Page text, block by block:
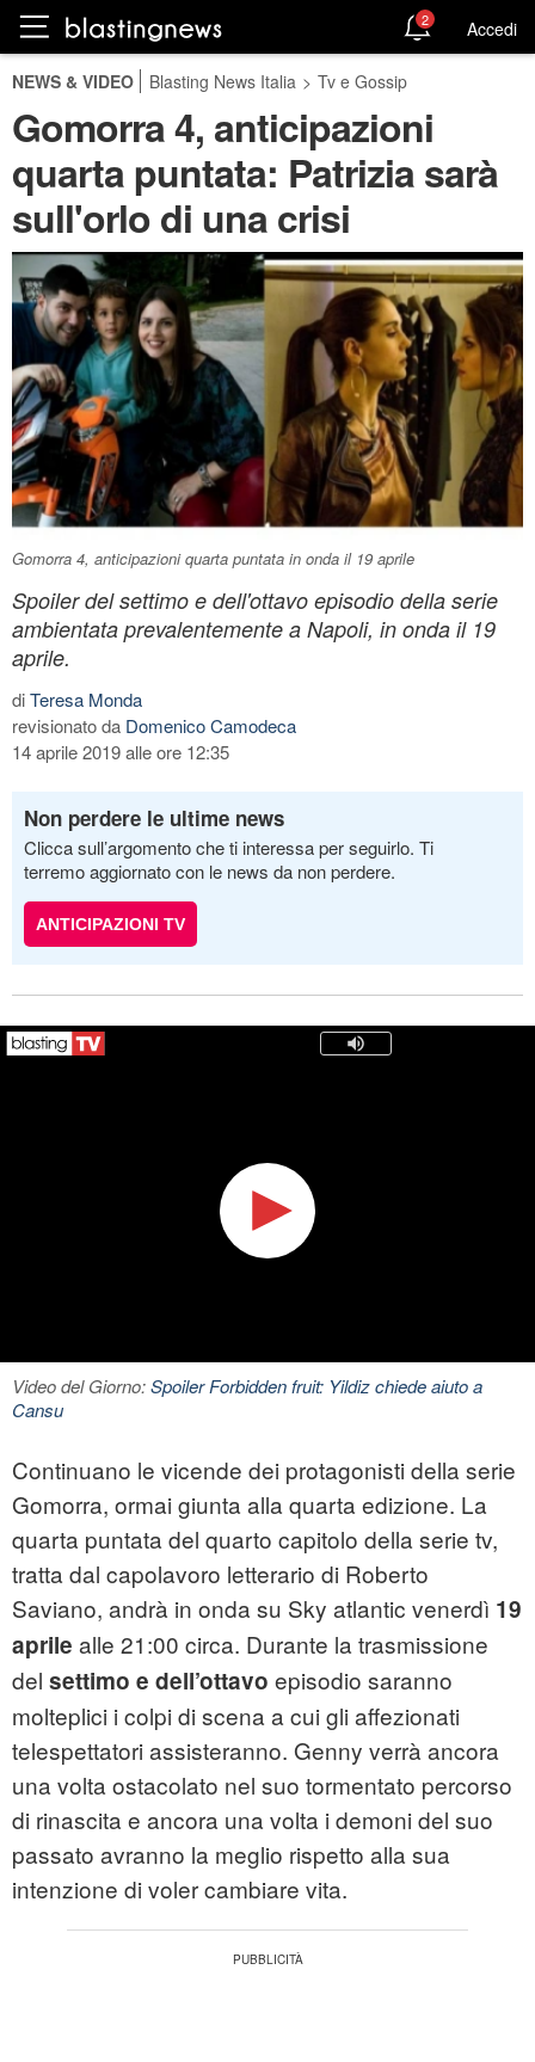
2 Accedi
NEWS & VIDEO Blasting News Italia > Tv e Gossip
Gomorra 4, anticipazioni
quarta puntata: Patrizia sarà
sull'orlo di una crisi
Gomorra 4, anticipazioni quarta puntata in onda il 19 aprile
Spoiler del settimo e dell'ottavo episodio della serie
ambientata prevalentemente a Napoli, in onda il 19
aprile.
diTeresa Monda
revisionato da Domenico Camodeca
14 aprile 2019 alle ore 12:35
Non perdere le ultime news
Clicca sull’argomento che ti interessa per seguirlo. Ti
terremo aggiornato con le news da non perdere.
ANTICIPAZIONI TV
Video del Giorno:Spoiler Forbidden fruit: Yildiz chiede aiuto a
Cansu
Continuano le vicende dei protagonisti della serie
Gomorra, ormai giunta alla quarta edizione. La
quarta puntata del quarto capitolo della serie tv,
tratta dal capolavoro letterario di Roberto
Saviano, andrà in onda su Sky atlantic venerdì 19
aprile alle 21:00 circa. Durante la trasmissione
del settimo e dell’ottavo episodio saranno
molteplici i colpi di scena a cui gli affezionati
telespettatori assisteranno. Genny verrà ancora
una volta ostacolato nel suo tormentato percorso
di rinascita e ancora una volta i demoni del suo
passato avranno la meglio rispetto alla sua
intenzione di voler cambiare vita.